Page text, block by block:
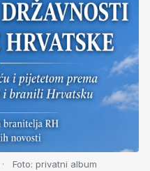
Foto: privatni album